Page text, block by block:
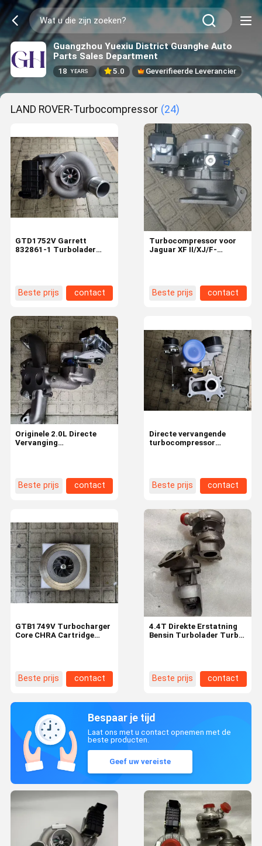
Guangzhou Yuexiu District Guanghe Auto
Parts Sales Department
18 YEARS 5.0 Geverifieerde Leverancier
LAND ROVER-Turbocompressor (24)
GTD1752V Garrett
832861-1 Turbolader
Beste prijs contact
Turbocompressor voor
Jaguar XF II/XJ/F-
Beste prijs contact
Originele 2.0L Directe
Vervanging
Beste prijs contact
Directe vervangende
turbocompressor
Beste prijs contact
GTB1749V Turbocharger
Core CHRA Cartridge
Beste prijs contact
4.4T Direkte Erstatning
Bensin Turbolader Turbo
Beste prijs contact
Bespaar je tijd
Laat ons met u contact opnemen met de
beste producten.
Geef uw vereiste